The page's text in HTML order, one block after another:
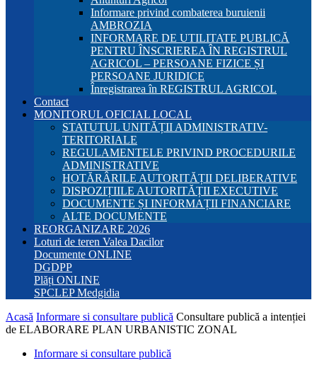
Informare privind combaterea buruienii
AMBROZIA
INFORMARE DE UTILITATE PUBLICĂ
PENTRU ÎNSCRIEREA ÎN REGISTRUL
AGRICOL – PERSOANE FIZICE ȘI
PERSOANE JURIDICE
Înregistrarea în REGISTRUL AGRICOL
Contact
MONITORUL OFICIAL LOCAL
STATUTUL UNITĂȚII ADMINISTRATIV-
TERITORIALE
REGULAMENTELE PRIVIND PROCEDURILE
ADMINISTRATIVE
HOTĂRÂRILE AUTORITĂȚII DELIBERATIVE
DISPOZIȚIILE AUTORITĂȚII EXECUTIVE
DOCUMENTE ȘI INFORMAȚII FINANCIARE
ALTE DOCUMENTE
REORGANIZARE 2026
Loturi de teren Valea Dacilor
Documente ONLINE
DGDPP
Plăți ONLINE
SPCLEP Medgidia
Acasă Informare si consultare publică Consultare publică a intenției
de ELABORARE PLAN URBANISTIC ZONAL
Informare si consultare publică